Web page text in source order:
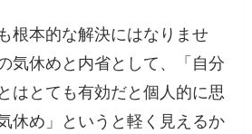
根本的な解決にはなりませ
気休めと内省として、「自分
はとても有効だと個人的に思
休め」というと軽く見えるか